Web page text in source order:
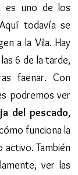
es uno de los
todavía se
a la Vila. Hay
6 de la tarde,
faenar. Con
podremos ver
del pescado,
funciona la
activo. También
ver las